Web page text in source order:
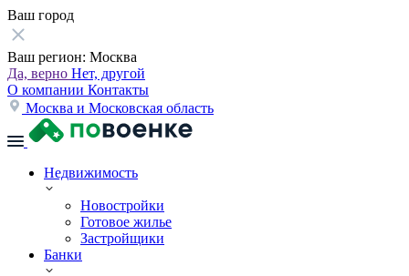
Ваш город
Ваш регион: Москва
Да, верно Нет, другой
О компании Контакты
Москва и Московская область
Недвижимость
Новостройки
Готовое жилье
Застройщики
Банки